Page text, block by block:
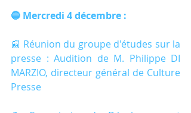
🔵 Mercredi 4 décembre :
📰 Réunion du groupe d'études sur la
presse : Audition de M. Philippe DI
MARZIO, directeur général de Culture
Presse